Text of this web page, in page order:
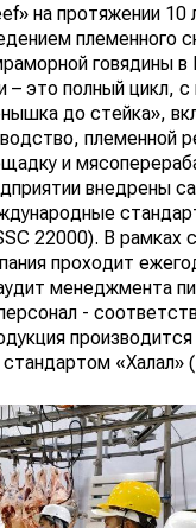
на протяжении 10
племенного
говядины в
– это полный цикл,
до стейка»,
племенной
и
внедрены
22000). В рамках
проходит
менеджмента
-
производится
«Халал»